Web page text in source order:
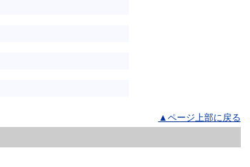
▲ページ上部に戻る